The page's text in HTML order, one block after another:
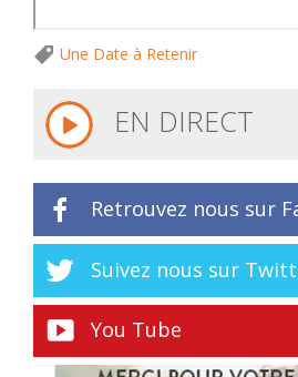
Une Date à Retenir
EN DIRECT
Retrouvez nous sur
Suivez nous sur
You Tube